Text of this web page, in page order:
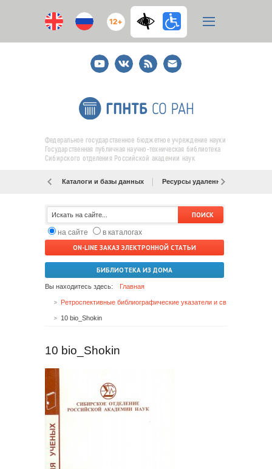
12+
YoutubeВКонтакте
RSS
E-
mail
подписка
Федеральное государственное бюджетное учреждение науки
Государственная публичная научно-техническая библиотека
Сибирского отделения Российской академии наук
Каталоги и базы данных Ресурсы удаленного доступа
на сайте
в каталогах
ON-LINE ЗАКАЗ ЭЛЕКТРОННОЙ СТАТЬИ
БИБЛИОТЕКА ИЗ ДОМА
Вы находитесь здесь: Главная
10 bio_Shokin
10 bio_Shokin